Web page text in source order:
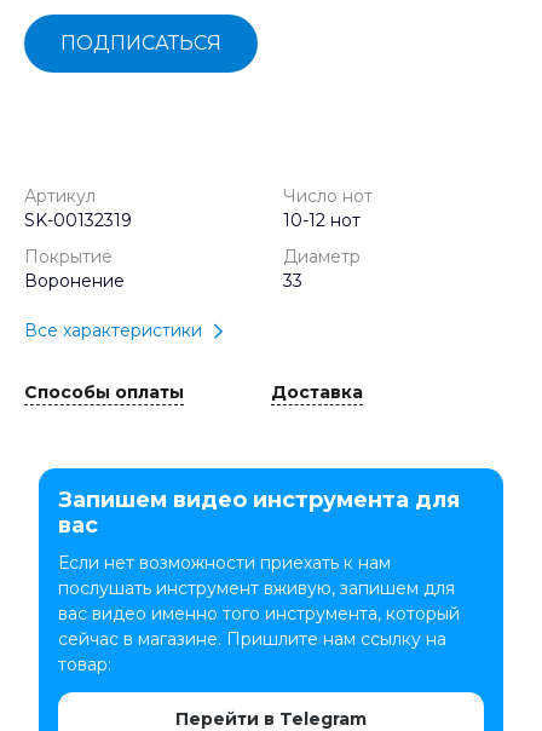
ПОДПИСАТЬСЯ
Артикул
SK-00132319
Число нот
10-12 нот
Покрытие
Воронение
Диаметр
33
Все характеристики
Способы оплаты Доставка
Запишем видео инструмента для
вас
Если нет возможности приехать к нам
послушать инструмент вживую, запишем для
вас видео именно того инструмента, который
сейчас в магазине. Пришлите нам ссылку на
товар:
Перейти в Telegram